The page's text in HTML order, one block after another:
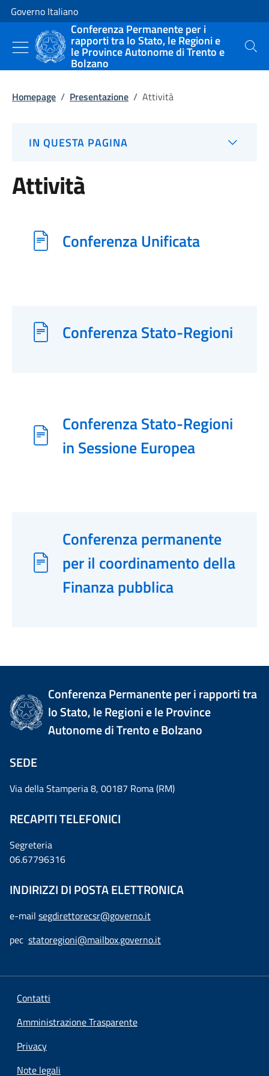
Vai al contenuto
Vai alla navigazione del sito
Governo Italiano
Conferenza Permanente per i
rapporti tra lo Stato, le Regioni e
le Province Autonome di Trento e
Bolzano
Cerca
Homepage / Presentazione / Attività
IN QUESTA PAGINA
Attività
Conferenza Unificata
Conferenza Stato-Regioni
Conferenza Stato-Regioni
in Sessione Europea
Conferenza permanente
per il coordinamento della
Finanza pubblica
Conferenza Permanente per i rapporti tra
lo Stato, le Regioni e le Province
Autonome di Trento e Bolzano
SEDE
Via della Stamperia 8, 00187 Roma (RM)
RECAPITI TELEFONICI
Segreteria
06.67796316
INDIRIZZI DI POSTA ELETTRONICA
e-mail segdirettorecsr@governo.it
pec statoregioni@mailbox.governo.it
Contatti
Amministrazione Trasparente
Privacy
Note legali